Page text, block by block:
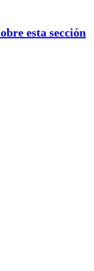
esta sección